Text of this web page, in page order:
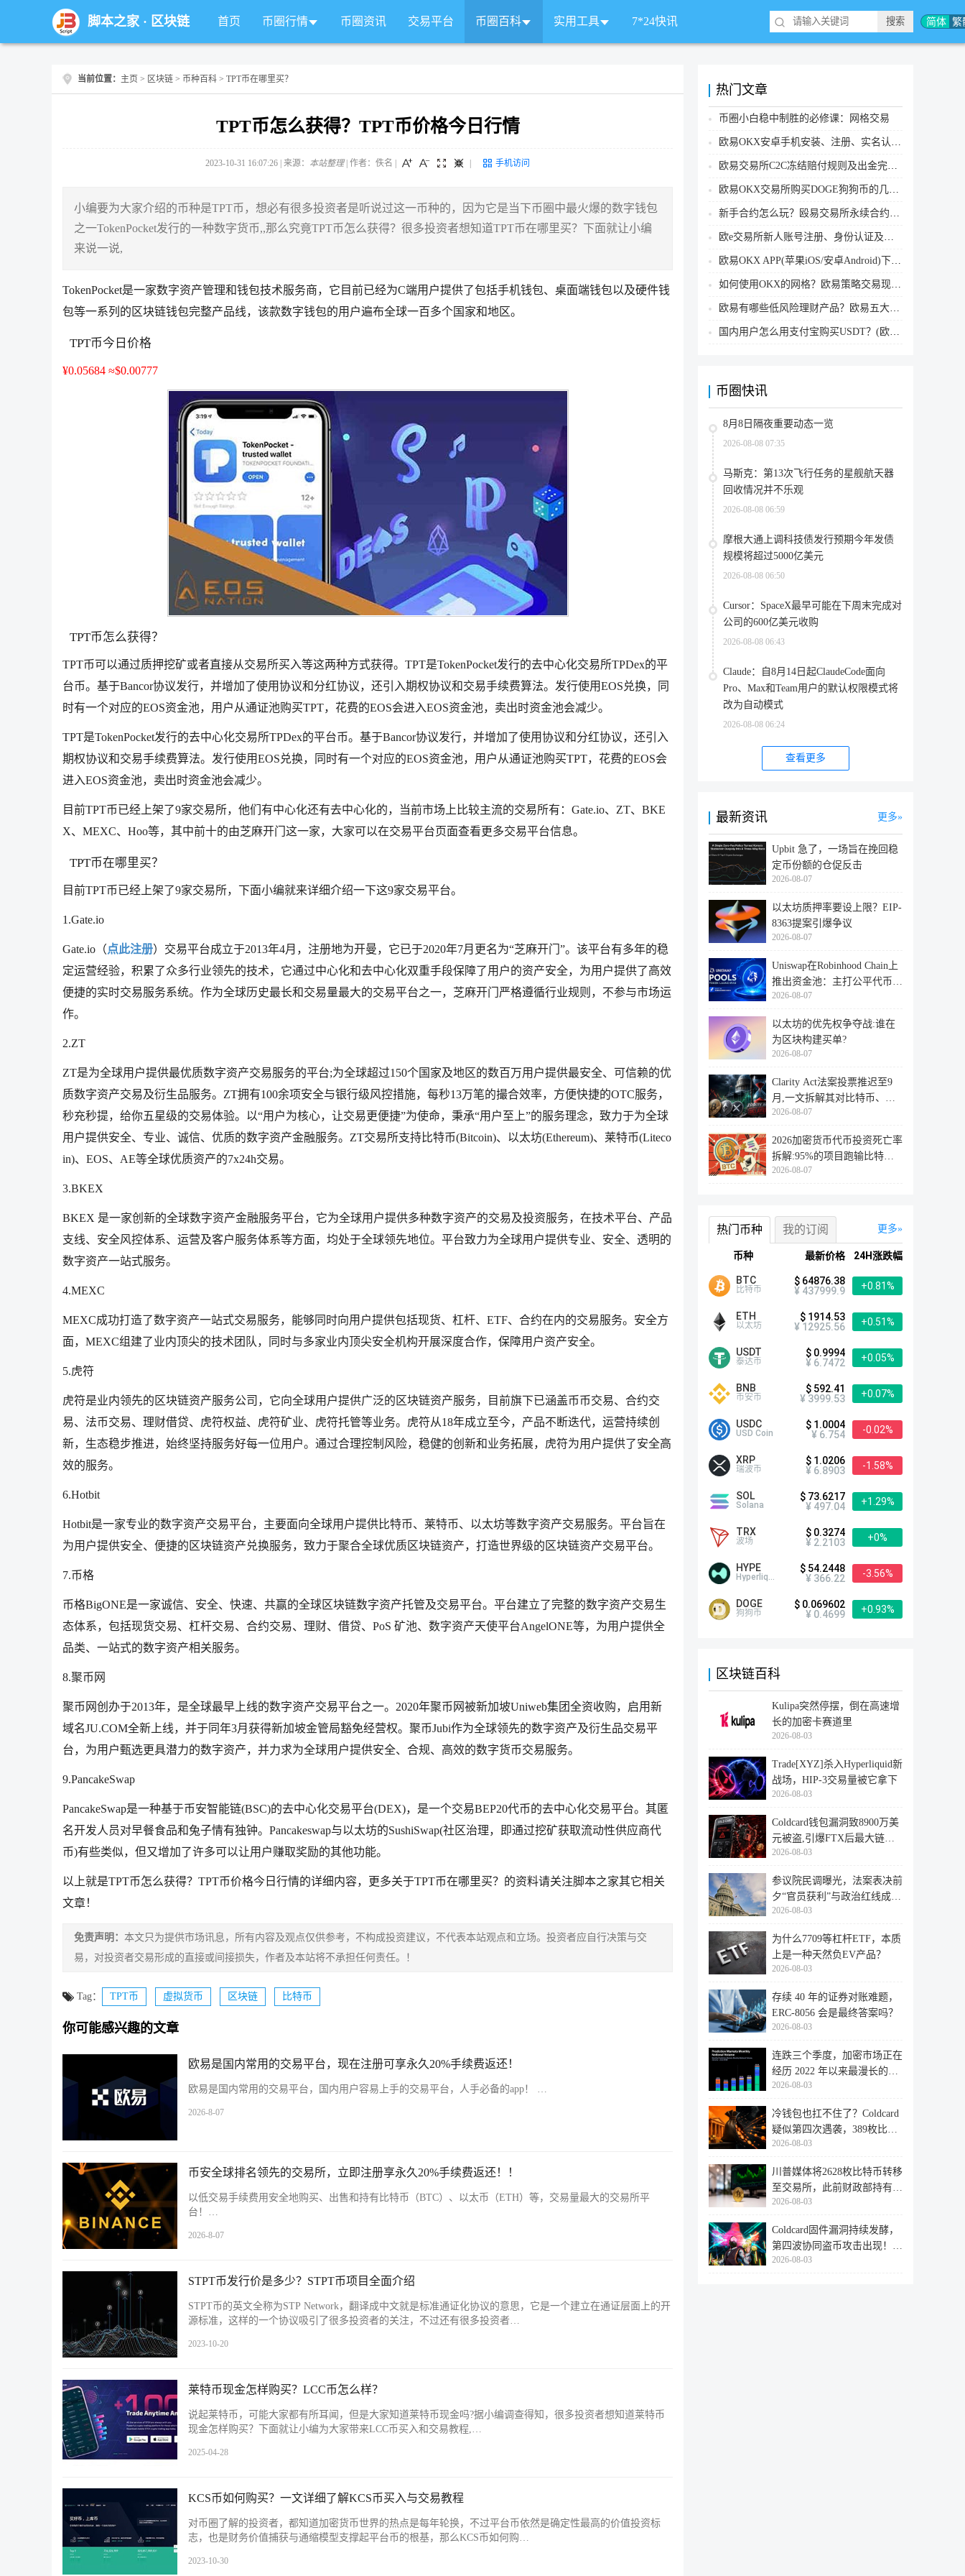
简体 繁
脚本之家· 区块链 首页 币圈行情 币圈资讯 交易平台 币圈百科 实用工具 7*24快讯
当前位置： 主页 > 区块链 > 币种百科 > TPT币在哪里买？
TPT币怎么获得？TPT币价格今日行情
2023-10-31 16:07:26 | 来源： 本站整理| 作者：佚名 手机访问
小编要为大家介绍的币种是TPT币，想必有很多投资者是听说过这一币种的，因为它是当下币圈中最火爆的数字钱包
之一TokenPocket发行的一种数字货币,,那么究竟TPT币怎么获得？很多投资者想知道TPT币在哪里买？下面就让小编
来说一说,
TokenPocket是一家数字资产管理和钱包技术服务商，它目前已经为C端用户提供了包括手机钱包、桌面端钱包以及硬件钱
包等一系列的区块链钱包完整产品线，该款数字钱包的用户遍布全球一百多个国家和地区。
TPT币今日价格
¥0.05684 ≈$0.00777
TPT币怎么获得？
TPT币可以通过质押挖矿或者直接从交易所买入等这两种方式获得。TPT是TokenPocket发行的去中心化交易所TPDex的平
台币。基于Bancor协议发行，并增加了使用协议和分红协议，还引入期权协议和交易手续费算法。发行使用EOS兑换，同
时有一个对应的EOS资金池，用户从通证池购买TPT，花费的EOS会进入EOS资金池，卖出时资金池会减少。
TPT是TokenPocket发行的去中心化交易所TPDex的平台币。基于Bancor协议发行，并增加了使用协议和分红协议，还引入
期权协议和交易手续费算法。发行使用EOS兑换，同时有一个对应的EOS资金池，用户从通证池购买TPT，花费的EOS会
进入EOS资金池，卖出时资金池会减少。
目前TPT币已经上架了9家交易所，他们有中心化还有去中心化的，当前市场上比较主流的交易所有：Gate.io、ZT、BKE
X、MEXC、Hoo等，其中前十的由芝麻开门这一家，大家可以在交易平台页面查看更多交易平台信息。
TPT币在哪里买？
目前TPT币已经上架了9家交易所，下面小编就来详细介绍一下这9家交易平台。
1.Gate.io
Gate.io（点此注册）交易平台成立于2013年4月，注册地为开曼，它已于2020年7月更名为“芝麻开门”。该平台有多年的稳
定运营经验，积累了众多行业领先的技术，它通过中心化和去中心化双重手段保障了用户的资产安全，为用户提供了高效
便捷的实时交易服务系统。作为全球历史最长和交易量最大的交易平台之一，芝麻开门严格遵循行业规则，不参与市场运
作。
2.ZT
ZT是为全球用户提供最优质数字资产交易服务的平台;为全球超过150个国家及地区的数百万用户提供最安全、可信赖的优
质数字资产交易及衍生品服务。ZT拥有100余项安全与银行级风控措施，每秒13万笔的撮合效率，方便快捷的OTC服务，
秒充秒提，给你五星级的交易体验。以“用户为核心，让交易更便捷”为使命，秉承“用户至上”的服务理念，致力于为全球
用户提供安全、专业、诚信、优质的数字资产金融服务。ZT交易所支持比特币(Bitcoin)、以太坊(Ethereum)、莱特币(Liteco
in)、EOS、AE等全球优质资产的7x24h交易。
3.BKEX
BKEX 是一家创新的全球数字资产金融服务平台，它为全球用户提供多种数字资产的交易及投资服务，在技术平台、产品
支线、安全风控体系、运营及客户服务体系等方面，均处于全球领先地位。平台致力为全球用户提供专业、安全、透明的
数字资产一站式服务。
4.MEXC
MEXC成功打造了数字资产一站式交易服务，能够同时向用户提供包括现货、杠杆、ETF、合约在内的交易服务。安全方
面，MEXC组建了业内顶尖的技术团队，同时与多家业内顶尖安全机构开展深度合作，保障用户资产安全。
5.虎符
虎符是业内领先的区块链资产服务公司，它向全球用户提供广泛的区块链资产服务，目前旗下已涵盖币币交易、合约交
易、法币交易、理财借贷、虎符权益、虎符矿业、虎符托管等业务。虎符从18年成立至今，产品不断迭代，运营持续创
新，生态稳步推进，始终坚持服务好每一位用户。通过合理控制风险，稳健的创新和业务拓展，虎符为用户提供了安全高
效的服务。
6.Hotbit
Hotbit是一家专业的数字资产交易平台，主要面向全球用户提供比特币、莱特币、以太坊等数字资产交易服务。平台旨在
为用户提供安全、便捷的区块链资产兑换服务，致力于聚合全球优质区块链资产，打造世界级的区块链资产交易平台。
7.币格
币格BigONE是一家诚信、安全、快速、共赢的全球区块链数字资产托管及交易平台。平台建立了完整的数字资产交易生
态体系，包括现货交易、杠杆交易、合约交易、理财、借贷、PoS 矿池、数字资产天使平台AngelONE等，为用户提供全
品类、一站式的数字资产相关服务。
8.聚币网
聚币网创办于2013年，是全球最早上线的数字资产交易平台之一。2020年聚币网被新加坡Uniweb集团全资收购，启用新
域名JU.COM全新上线，并于同年3月获得新加坡金管局豁免经营权。聚币Jubi作为全球领先的数字资产及衍生品交易平
台，为用户甄选更具潜力的数字资产，并力求为全球用户提供安全、合规、高效的数字货币交易服务。
9.PancakeSwap
PancakeSwap是一种基于币安智能链(BSC)的去中心化交易平台(DEX)，是一个交易BEP20代币的去中心化交易平台。其匿
名开发人员对早餐食品和兔子情有独钟。Pancakeswap与以太坊的SushiSwap(社区治理，即通过挖矿获取流动性供应商代
币)有些类似，但又增加了许多可以让用户赚取奖励的其他功能。
以上就是TPT币怎么获得？TPT币价格今日行情的详细内容，更多关于TPT币在哪里买？的资料请关注脚本之家其它相关
文章！
免责声明： 本文只为提供市场讯息，所有内容及观点仅供参考，不构成投资建议，不代表本站观点和立场。投资者应自行决策与交
易，对投资者交易形成的直接或间接损失，作者及本站将不承担任何责任。！
Tag： TPT币 虚拟货币 区块链 比特币
你可能感兴趣的文章
欧易是国内常用的交易平台，现在注册可享永久20%手续费返还！
欧易是国内常用的交易平台，国内用户容易上手的交易平台，人手必备的app！ …
2026-8-07
币安全球排名领先的交易所，立即注册享永久20%手续费返还！！
以低交易手续费用安全地购买、出售和持有比特币（BTC）、以太币（ETH）等，交易量最大的交易所平
台！…
2026-8-07
STPT币发行价是多少？STPT币项目全面介绍
STPT币的英文全称为STP Network，翻译成中文就是标准通证化协议的意思，它是一个建立在通证层面上的开
源标准，这样的一个协议吸引了很多投资者的关注，不过还有很多投资者…
2023-10-20
莱特币现金怎样购买？LCC币怎么样？
说起莱特币，可能大家都有所耳闻，但是大家知道莱特币现金吗?据小编调查得知，很多投资者想知道莱特币
现金怎样购买？下面就让小编为大家带来LCC币买入和交易教程,…
2025-04-28
KCS币如何购买？一文详细了解KCS币买入与交易教程
对币圈了解的投资者，都知道加密货币世界的热点是每年轮换，不过平台币依然是确定性最高的价值投资标
志，也是财务价值捕获与通缩模型支撑起平台币的根基，那么KCS币如何购…
2023-10-30
热门文章
币圈小白稳中制胜的必修课：网格交易
欧易OKX安卓手机安装、注册、实名认证、买币转账新手实操教程
欧易交易所C2C冻结赔付规则及出金完整流程
欧易OKX交易所购买DOGE狗狗币的几个方式汇总
新手合约怎么玩？殴易交易所永续合约操作步骤教程(APP/Web端)
欧e交易所新人账号注册、身份认证及安全设置教程
欧易OKX APP(苹果iOS/安卓Android)下载图文教程
如何使用OKX的网格？欧易策略交易现货网格新手操作流程
欧易有哪些低风险理财产品？欧易五大低风险理财产品详细介绍
国内用户怎么用支付宝购买USDT？(欧易交易所为例)
币圈快讯
8月8日隔夜重要动态一览
2026-08-08 07:35
马斯克：第13次飞行任务的星舰航天器
回收情况并不乐观
2026-08-08 06:59
摩根大通上调科技债发行预期今年发债
规模将超过5000亿美元
2026-08-08 06:50
Cursor：SpaceX最早可能在下周末完成对
公司的600亿美元收购
2026-08-08 06:43
Claude：自8月14日起ClaudeCode面向
Pro、Max和Team用户的默认权限模式将
改为自动模式
2026-08-08 06:24
查看更多
最新资讯 更多
Upbit 急了，一场旨在挽回稳
定币份额的仓促反击
2026-08-07
以太坊质押率要设上限？EIP-
8363提案引爆争议
2026-08-07
Uniswap在Robinhood Chain上
推出资金池：主打公平代币发
行
2026-08-07
以太坊的优先权争夺战:谁在
为区块构建买单?
2026-08-07
Clarity Act法案投票推迟至9
月,一文拆解其对比特币、以
太坊
2026-08-07
2026加密货币代币投资死亡率
拆解:95%的项目跑输比特
币,73%最
2026-08-07
更多
热门币种 我的订阅
币种 最新价格 24H涨跌幅
BTC
比特币
$ 64876.38
¥ 437999.9
+0.81%
ETH
以太坊
$ 1914.53
¥ 12925.56
+0.51%
USDT
泰达币
$ 0.9994
¥ 6.7472
+0.05%
BNB
币安币
$ 592.41
¥ 3999.53
+0.07%
USDC
USD Coin
$ 1.0004
¥ 6.754
-0.02%
XRP
瑞波币
$ 1.0206
¥ 6.8903
-1.58%
SOL
Solana
$ 73.6217
¥ 497.04
+1.29%
TRX
波场
$ 0.3274
¥ 2.2103
+0%
HYPE
Hyperliquid
$ 54.2448
¥ 366.22
-3.56%
DOGE
狗狗币
$ 0.069602
¥ 0.4699
+0.93%
区块链百科
Kulipa突然停摆，倒在高速增
长的加密卡赛道里
2026-08-03
Trade[XYZ]杀入Hyperliquid新
战场，HIP-3交易量被它拿下
2026-08-03
Coldcard钱包漏洞致8900万美
元被盗,引爆FTX后最大链上
迁移潮
2026-08-03
参议院民调曝光，法案表决前
夕“官员获利”与政治红线成最
大
2026-08-03
为什么7709等杠杆ETF，本质
上是一种天然负EV产品？
2026-08-03
存续 40 年的证券对账难题，
ERC-8056 会是最终答案吗？
2026-08-03
连跌三个季度，加密市场正在
经历 2022 年以来最漫长的退
潮
2026-08-03
冷钱包也扛不住了？Coldcard
疑似第四次遇袭，389枚比特
币失
2026-08-03
川普媒体将2628枚比特币转移
至交易所，此前财政部持有的
比特
2026-08-03
Coldcard固件漏洞持续发酵，
第四波协同盗币攻击出现！
462个
2026-08-03